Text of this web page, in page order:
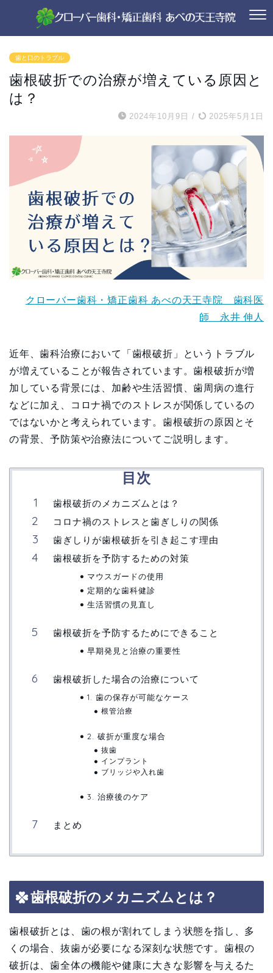
歯と口のトラブル
歯根破折での治療が増えている原因と
は？
2024年10月9日 / 2025年5月1日
クローバー歯科・矯正歯科 あべの天王寺院 歯科医
師 永井 伸人
近年、歯科治療において「歯根破折」というトラブル
が増えていることが報告されています。歯根破折が増
加している背景には、加齢や生活習慣、歯周病の進行
などに加え、コロナ禍でのストレスが関係しているの
ではないかと考えられています。歯根破折の原因とそ
の背景、予防策や治療法についてご説明します。
目次
歯根破折のメカニズムとは？
コロナ禍のストレスと歯ぎしりの関係
歯ぎしりが歯根破折を引き起こす理由
歯根破折を予防するための対策
マウスガードの使用
定期的な歯科健診
生活習慣の見直し
歯根破折を予防するためにできること
早期発見と治療の重要性
歯根破折した場合の治療について
1. 歯の保存が可能なケース
根管治療
2. 破折が重度な場合
抜歯
インプラント
ブリッジや入れ歯
3. 治療後のケア
まとめ
歯根破折のメカニズムとは？
歯根破折とは、歯の根が割れてしまう状態を指し、多
くの場合、抜歯が必要になる深刻な状態です。歯根の
破折は、歯全体の機能や健康に大きな影響を与えるた